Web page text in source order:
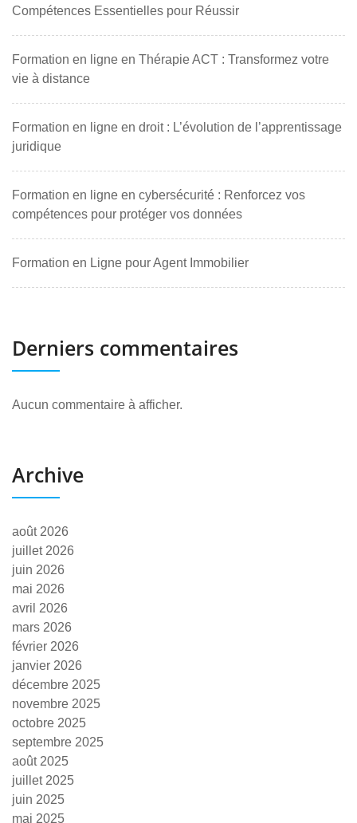
Compétences Essentielles pour Réussir
Formation en ligne en Thérapie ACT : Transformez votre
vie à distance
Formation en ligne en droit : L’évolution de l’apprentissage
juridique
Formation en ligne en cybersécurité : Renforcez vos
compétences pour protéger vos données
Formation en Ligne pour Agent Immobilier
Derniers commentaires
Aucun commentaire à afficher.
Archive
août 2026
juillet 2026
juin 2026
mai 2026
avril 2026
mars 2026
février 2026
janvier 2026
décembre 2025
novembre 2025
octobre 2025
septembre 2025
août 2025
juillet 2025
juin 2025
mai 2025